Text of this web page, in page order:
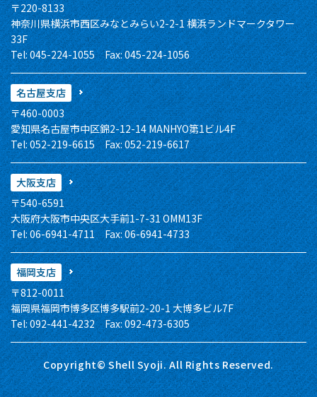
〒220-8133
神奈川県横浜市西区みなとみらい2-2-1 横浜ランドマークタワー
33F
Tel: 045-224-1055 Fax: 045-224-1056
名古屋支店
〒460-0003
愛知県名古屋市中区錦2-12-14 MANHYO第1ビル4F
Tel: 052-219-6615 Fax: 052-219-6617
大阪支店
〒540-6591
大阪府大阪市中央区大手前1-7-31 OMM13F
Tel: 06-6941-4711 Fax: 06-6941-4733
福岡支店
〒812-0011
福岡県福岡市博多区博多駅前2-20-1 大博多ビル7F
Tel: 092-441-4232 Fax: 092-473-6305
Copyright© Shell Syoji. All Rights Reserved.